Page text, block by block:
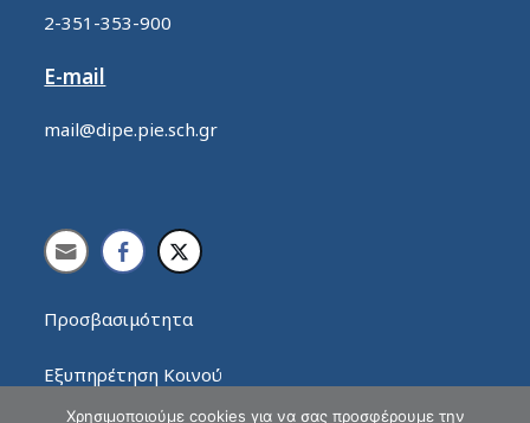
2-351-353-900
E-mail
mail@dipe.pie.sch.gr
Προσβασιμότητα
Εξυπηρέτηση Κοινού
Χρησιμοποιούμε cookies για να σας προσφέρουμε την